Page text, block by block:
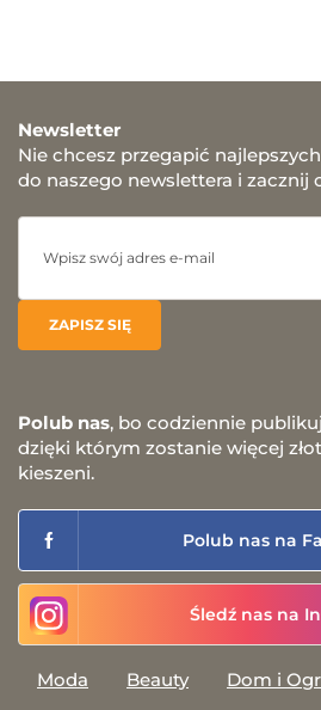
Newsletter
Nie chcesz przegapić
do naszego newslettera i zacznij
Polub nas, bo codziennie
dzięki którym zostanie więcej
kieszeni.
Polub nas na
Śledź nas na
Moda Beauty Dom i